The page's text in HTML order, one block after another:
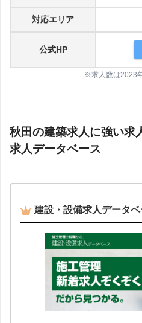
対応エリア
公式HP
※求人数は2023
秋田の建築求人に強い求
求人データベース
建設・設備求人データベ